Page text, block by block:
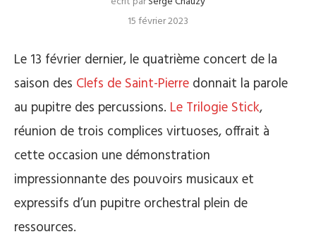
15 février 2023
Le 13 février dernier, le quatrième concert de la
saison des Clefs de Saint-Pierre donnait la parole
au pupitre des percussions. Le Trilogie Stick,
réunion de trois complices virtuoses, offrait à
cette occasion une démonstration
impressionnante des pouvoirs musicaux et
expressifs d’un pupitre orchestral plein de
ressources.